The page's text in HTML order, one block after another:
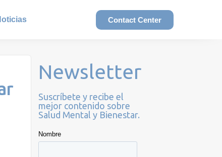
Contact Center
Newsletter
Suscríbete y recibe el
mejor contenido sobre
Salud Mental y Bienestar.